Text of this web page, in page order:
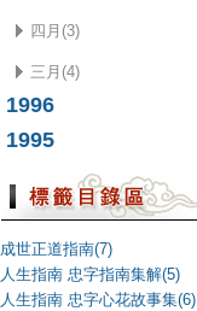
四月(3)
三月(4)
1996
1995
成世正道指南(7)
人生指南 忠字指南集解(5)
人生指南 忠字心花故事集(6)